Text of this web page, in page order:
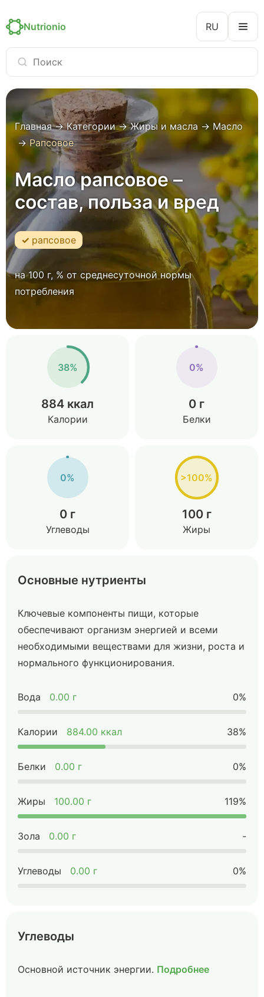
Nutrionio RU
Главная→Категории→Жиры и масла → Масло
→Рапсовое
Масло рапсовое –
состав, польза и вред
рапсовое
на 100 г, % от среднесуточной нормы
потребления
38%
884 ккал
Калории
0%
0 г
Белки
0%
0 г
Углеводы
>100%
100 г
Жиры
Основные нутриенты
Ключевые компоненты пищи, которые
обеспечивают организм энергией и всеми
необходимыми веществами для жизни, роста и
нормального функционирования.
Вода 0.00 г 0%
Калории 884.00 ккал 38%
Белки 0.00 г 0%
Жиры 100.00 г 119%
Зола 0.00 г -
Углеводы 0.00 г 0%
Углеводы
Основной источник энергии. Подробнее